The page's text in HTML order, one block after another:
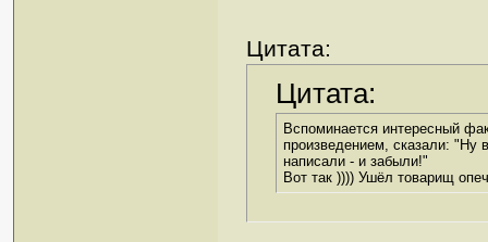
Цитата:
Цитата:
Вспоминается интересный
произведением, сказали: "Ну
написали - и забыли!"
Вот так )))) Ушёл товарищ